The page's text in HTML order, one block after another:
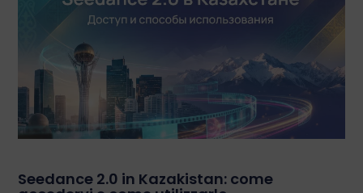
Seedance 2.0 in Kazakistan: come